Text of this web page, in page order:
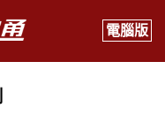
電腦版